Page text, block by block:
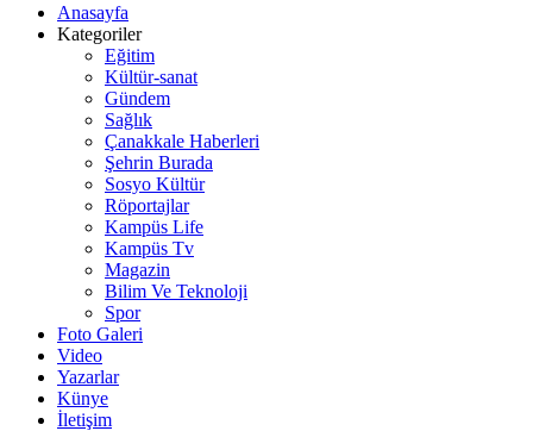
Anasayfa
Kategoriler
Eğitim
Kültür-sanat
Gündem
Sağlık
Çanakkale Haberleri
Şehrin Burada
Sosyo Kültür
Röportajlar
Kampüs Life
Kampüs Tv
Magazin
Bilim Ve Teknoloji
Spor
Foto Galeri
Video
Yazarlar
Künye
İletişim